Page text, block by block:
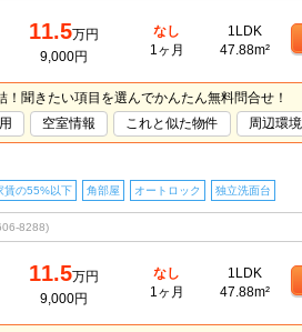
11.5万円
9,000円
なし
1ヶ月
1LDK
47.88m²
！聞きたい項目を選んでかんたん無料問合せ！
空室情報 これと似た物件 周辺環境
賃の55%以下 角部屋 オートロック 独立洗面台
8288)
11.5万円
9,000円
なし
1ヶ月
1LDK
47.88m²